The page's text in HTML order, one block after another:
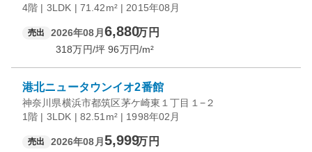
4階 | 3LDK | 71.42m² | 2015年08月
売出 2026年08月 6,880万円
318万円/坪 96万円/m²
港北ニュータウンイオ2番館
神奈川県横浜市都筑区茅ケ崎東１丁目１−２
1階 | 3LDK | 82.51m² | 1998年02月
売出 2026年08月 5,999万円